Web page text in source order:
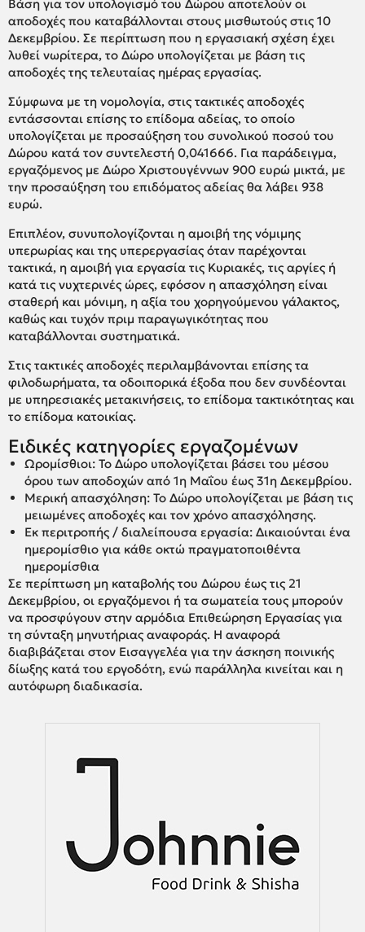
Βάση για τον υπολογισμό του Δώρου αποτελούν οι
αποδοχές που καταβάλλονται στους μισθωτούς στις 10
Δεκεμβρίου. Σε περίπτωση που η εργασιακή σχέση έχει
λυθεί νωρίτερα, το Δώρο υπολογίζεται με βάση τις
αποδοχές της τελευταίας ημέρας εργασίας.
Σύμφωνα με τη νομολογία, στις τακτικές αποδοχές
εντάσσονται επίσης το επίδομα αδείας, το οποίο
υπολογίζεται με προσαύξηση του συνολικού ποσού του
Δώρου κατά τον συντελεστή 0,041666. Για παράδειγμα,
εργαζόμενος με Δώρο Χριστουγέννων 900 ευρώ μικτά, με
την προσαύξηση του επιδόματος αδείας θα λάβει 938
ευρώ.
Επιπλέον, συνυπολογίζονται η αμοιβή της νόμιμης
υπερωρίας και της υπερεργασίας όταν παρέχονται
τακτικά, η αμοιβή για εργασία τις Κυριακές, τις αργίες ή
κατά τις νυχτερινές ώρες, εφόσον η απασχόληση είναι
σταθερή και μόνιμη, η αξία του χορηγούμενου γάλακτος,
καθώς και τυχόν πριμ παραγωγικότητας που
καταβάλλονται συστηματικά.
Στις τακτικές αποδοχές περιλαμβάνονται επίσης τα
φιλοδωρήματα, τα οδοιπορικά έξοδα που δεν συνδέονται
με υπηρεσιακές μετακινήσεις, το επίδομα τακτικότητας και
το επίδομα κατοικίας.
Ειδικές κατηγορίες εργαζομένων
Ωρομίσθιοι: Το Δώρο υπολογίζεται βάσει του μέσου
όρου των αποδοχών από 1η Μαΐου έως 31η Δεκεμβρίου.
Μερική απασχόληση: Το Δώρο υπολογίζεται με βάση τις
μειωμένες αποδοχές και τον χρόνο απασχόλησης.
Εκ περιτροπής / διαλείπουσα εργασία: Δικαιούνται ένα
ημερομίσθιο για κάθε οκτώ πραγματοποιθέντα
ημερομίσθια
Σε περίπτωση μη καταβολής του Δώρου έως τις 21
Δεκεμβρίου, οι εργαζόμενοι ή τα σωματεία τους μπορούν
να προσφύγουν στην αρμόδια Επιθεώρηση Εργασίας για
τη σύνταξη μηνυτήριας αναφοράς. Η αναφορά
διαβιβάζεται στον Εισαγγελέα για την άσκηση ποινικής
δίωξης κατά του εργοδότη, ενώ παράλληλα κινείται και η
αυτόφωρη διαδικασία.